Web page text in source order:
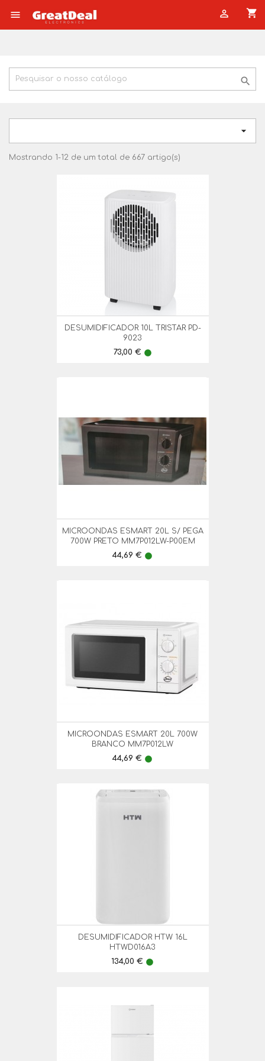
 shopping_cart



Mostrando 1-12 de um total de 667 artigo(s)
DESUMIDIFICADOR 10L TRISTAR PD-
9023
Preço
73,00 € lens
MICROONDAS ESMART 20L S/ PEGA
700W PRETO MM7P012LW-P00EM
Preço
44,69 € lens
MICROONDAS ESMART 20L 700W
BRANCO MM7P012LW
Preço
44,69 € lens
DESUMIDIFICADOR HTW 16L
HTWD016A3
Preço
134,00 € lens